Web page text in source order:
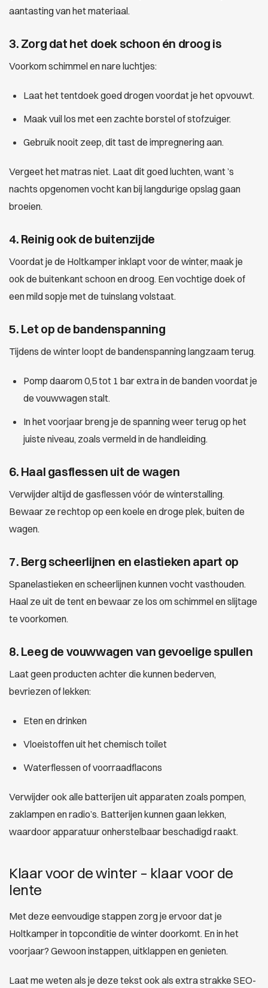
aantasting van het materiaal.
3. Zorg dat het doek schoon én droog is
Voorkom schimmel en nare luchtjes:
Laat het tentdoek goed drogen voordat je het opvouwt.
Maak vuil los met een zachte borstel of stofzuiger.
Gebruik nooit zeep, dit tast de impregnering aan.
Vergeet het matras niet. Laat dit goed luchten, want ’s
nachts opgenomen vocht kan bij langdurige opslag gaan
broeien.
4. Reinig ook de buitenzijde
Voordat je de Holtkamper inklapt voor de winter, maak je
ook de buitenkant schoon en droog. Een vochtige doek of
een mild sopje met de tuinslang volstaat.
5. Let op de bandenspanning
Tijdens de winter loopt de bandenspanning langzaam terug.
Pomp daarom 0,5 tot 1 bar extra in de banden voordat je
de vouwwagen stalt.
In het voorjaar breng je de spanning weer terug op het
juiste niveau, zoals vermeld in de handleiding.
6. Haal gasflessen uit de wagen
Verwijder altijd de gasflessen vóór de winterstalling.
Bewaar ze rechtop op een koele en droge plek, buiten de
wagen.
7. Berg scheerlijnen en elastieken apart op
Spanelastieken en scheerlijnen kunnen vocht vasthouden.
Haal ze uit de tent en bewaar ze los om schimmel en slijtage
te voorkomen.
8. Leeg de vouwwagen van gevoelige spullen
Laat geen producten achter die kunnen bederven,
bevriezen of lekken:
Eten en drinken
Vloeistoffen uit het chemisch toilet
Waterflessen of voorraadflacons
Verwijder ook alle batterijen uit apparaten zoals pompen,
zaklampen en radio’s. Batterijen kunnen gaan lekken,
waardoor apparatuur onherstelbaar beschadigd raakt.
Klaar voor de winter – klaar voor de
lente
Met deze eenvoudige stappen zorg je ervoor dat je
Holtkamper in topconditie de winter doorkomt. En in het
voorjaar? Gewoon instappen, uitklappen en genieten.
Laat me weten als je deze tekst ook als extra strakke SEO-